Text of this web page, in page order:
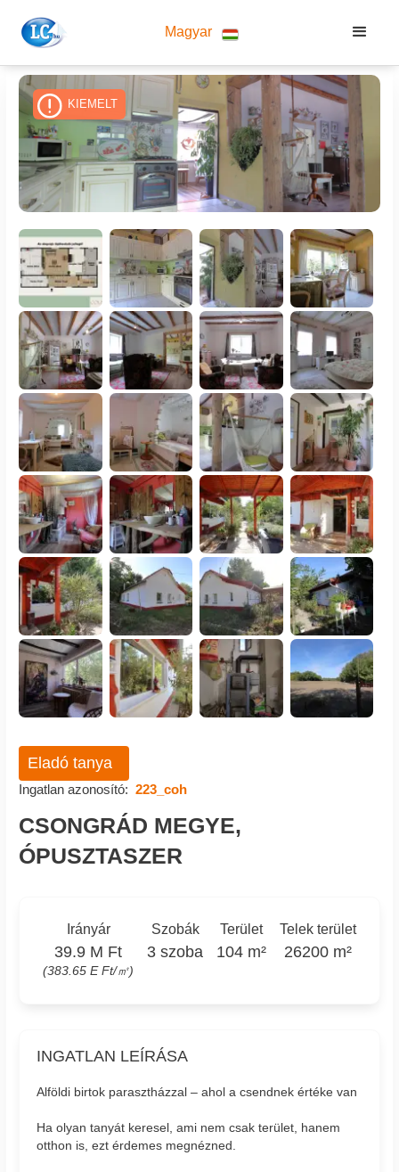
Magyar
KIEMELT
Eladó tanya
Ingatlan azonosító: 223_coh
CSONGRÁD MEGYE,
ÓPUSZTASZER
Irányár
39.9 M Ft
(383.65 E Ft/㎡)
Szobák
3 szoba
Terület
104 m²
Telek terület
26200 m²
INGATLAN LEÍRÁSA
Alföldi birtok parasztházzal – ahol a csendnek értéke van
Ha olyan tanyát keresel, ami nem csak terület, hanem
otthon is, ezt érdemes megnézned.